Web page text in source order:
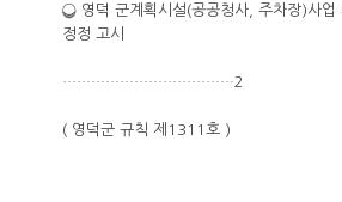
❍ 영덕 군계획시설(공공청사, 주차장)사업
정정 고시
………………………………2
( 영덕군 규칙 제1311호 )